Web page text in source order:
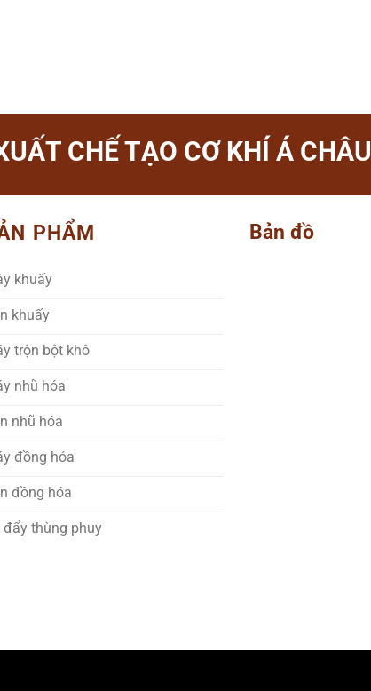
CHẾ TẠO CƠ KHÍ Á CHÂU
PHẨM
khuấy
khuấy
trộn bột khô
nhũ hóa
nhũ hóa
đồng hóa
đồng hóa
đẩy thùng phuy
Bản đồ